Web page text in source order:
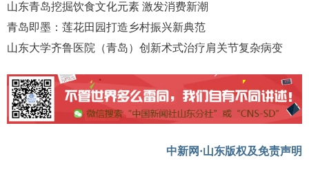
山东青岛挖掘饮食文化元素 激发消费新潮
青岛即墨：莲花田园打造乡村振兴新典范
山东大学齐鲁医院（青岛）创新术式治疗肩关节复杂病变
中新网·山东版权及免责声明